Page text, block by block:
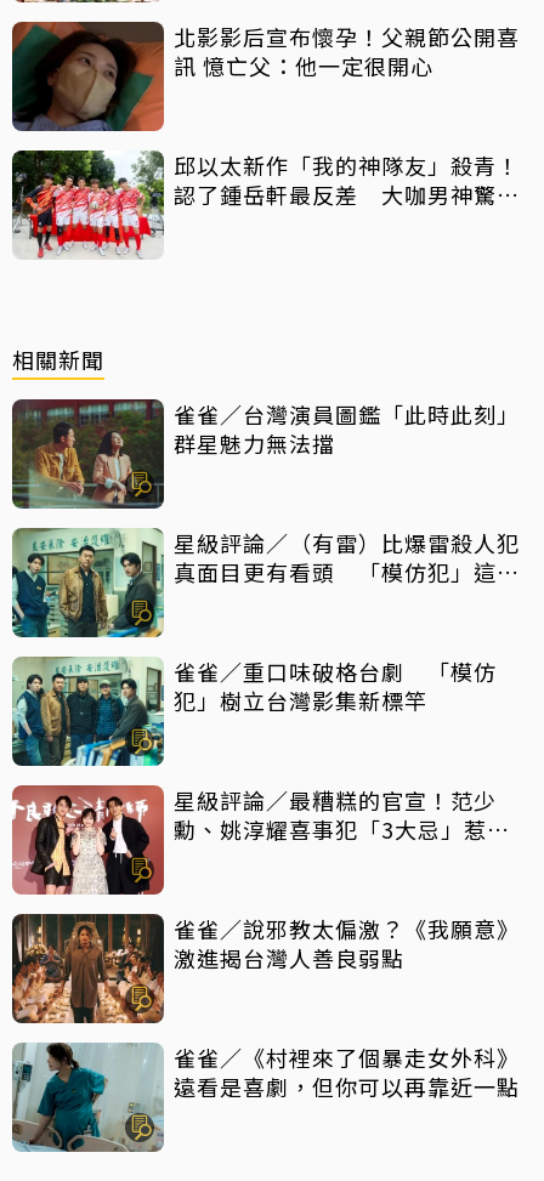
北影影后宣布懷孕！父親節公開喜
訊 憶亡父：他一定很開心
邱以太新作「我的神隊友」殺青！
認了鍾岳軒最反差 大咖男神驚喜
相關新聞
雀雀／台灣演員圖鑑「此時此刻」
群星魅力無法擋
星級評論／（有雷）比爆雷殺人犯
真面目更有看頭 「模仿犯」這件
雀雀／重口味破格台劇 「模仿
犯」樹立台灣影集新標竿
星級評論／最糟糕的官宣！范少
勳、姚淳耀喜事犯「3大忌」惹眾
雀雀／說邪教太偏激？《我願意》
激進揭台灣人善良弱點
雀雀／《村裡來了個暴走女外科》
遠看是喜劇，但你可以再靠近一點